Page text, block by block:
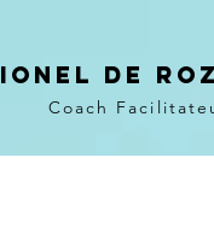
DE
Coach